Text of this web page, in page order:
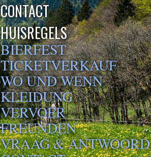
CONTACT
HUISREGELS
BIERFEST
TICKETVERKAUF
WO UND WENN
KLEIDUNG
VERVOER
FREUNDEN
VRAAG & ANTWOORD